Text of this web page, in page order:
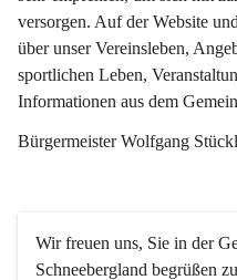
versorgen. Auf der Website
über unser Vereinsleben,
sportlichen Leben,
Informationen aus dem
Bürgermeister Wolfgang
Wir freuen uns, Sie in der
Schneebergland begrüßen